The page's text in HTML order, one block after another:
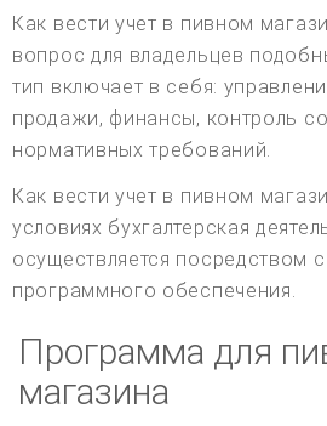
Как вести учет в пивном
вопрос для владельцев
тип включает в себя:
продажи, финансы, контроль
нормативных требований.
Как вести учет в пивном
условиях бухгалтерская
осуществляется посредством
программного обеспечения.
Программа для
магазина